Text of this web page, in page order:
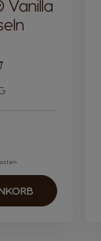
Vanilla